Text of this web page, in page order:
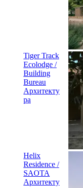
Tiger Track
Ecolodge /
Building
Bureau
Архитекту
ра
Helix
Residence /
SAOTA
Архитекту